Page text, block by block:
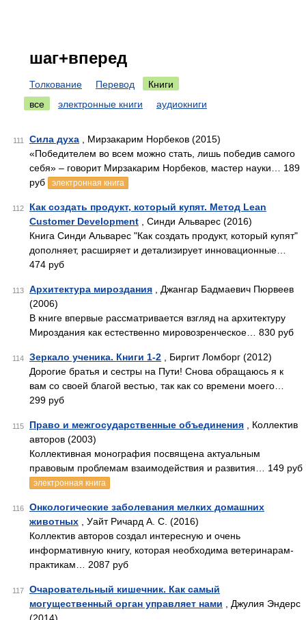
шаг+вперед
Толкование Перевод
Книги
все
электронные книги аудиокниги
111 Сила духа , Мирзакарим Норбеков (2015)
«Победителем во всем можно стать, лишь победив самого
себя» – говорит Мирзакарим Норбеков, мастер науки… 189
руб
электронная книга
112
Как создать продукт, который купят. Метод Lean
Customer Development , Синди Альварес (2016)
Книга Синди Альварес "Как создать продукт, который купят"
дополняет, расширяет и детализирует инновационные…
474 руб
113 Архитектура мироздания , Джангар Бадмаевич Пюрвеев
(2006)
В книге впервые рассматривается взгляд на архитектуру
Мироздания как естественно мировозренческое… 830 руб
114 Зеркало ученика. Книги 1-2 , Биргит Ломборг (2012)
Дорогие братья и сестры на Пути! Снова обращаюсь я к
вам со своей благой вестью, так как со времени моего…
299 руб
115 Право и межгосударственные объединения , Коллектив
авторов (2003)
Коллективная монография посвящена актуальным
правовым проблемам взаимодействия и развития… 149 руб
электронная книга
116
Онкологические заболевания мелких домашних
животных , Уайт Ричард А. С. (2016)
Коллектив авторов создал интересную и очень
информативную книгу, которая необходима ветеринарам-
практикам… 2087 руб
117
Очаровательный кишечник. Как самый
могущественный орган управляет нами , Джулия Эндерс